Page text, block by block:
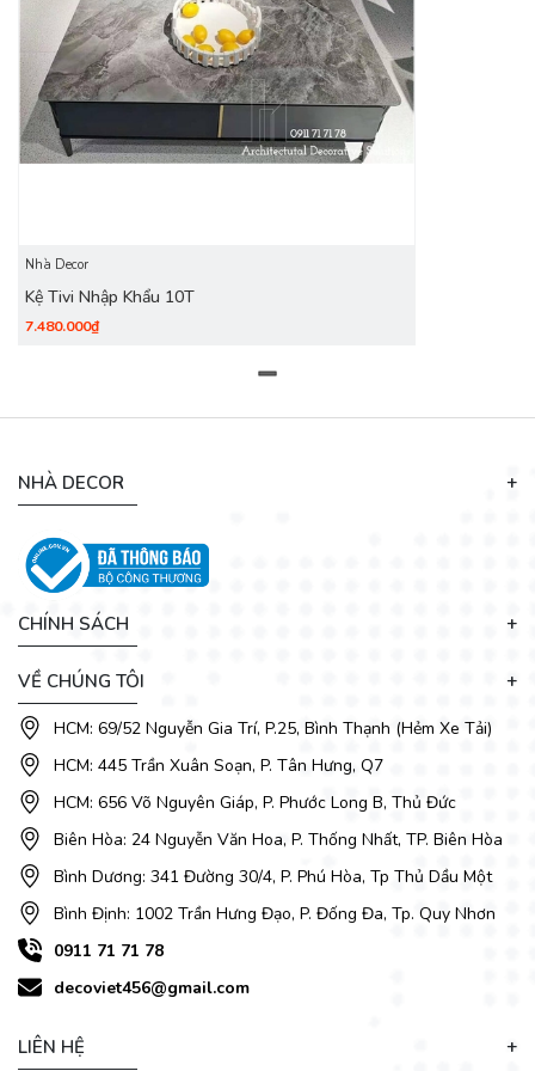
Nhà Decor
Kệ Tivi Nhập Khẩu 10T
7.480.000₫
NHÀ DECOR
CHÍNH SÁCH
VỀ CHÚNG TÔI
HCM: 69/52 Nguyễn Gia Trí, P.25, Bình Thạnh (Hẻm Xe Tải)
HCM: 445 Trần Xuân Soạn, P. Tân Hưng, Q7
HCM: 656 Võ Nguyên Giáp, P. Phước Long B, Thủ Đức
Biên Hòa: 24 Nguyễn Văn Hoa, P. Thống Nhất, TP. Biên Hòa
Bình Dương: 341 Đường 30/4, P. Phú Hòa, Tp Thủ Dầu Một
Bình Định: 1002 Trần Hưng Đạo, P. Đống Đa, Tp. Quy Nhơn
0911 71 71 78
decoviet456@gmail.com
LIÊN HỆ